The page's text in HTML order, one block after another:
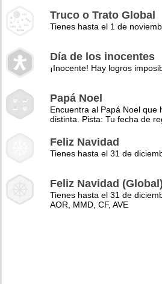
Truco o Trato Global
Tienes hasta el 1 de
Día de los inocentes
¡Inocente! Hay logros
Papá Noel
Encuentra al Papá Noel
distinta. Pista: Tu fecha de
Feliz Navidad
Tienes hasta el 31 de
Feliz Navidad (Global)
Tienes hasta el 31 de
AOR, MMD, CF, AVE